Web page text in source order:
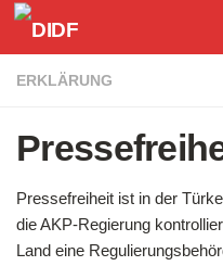
Unter dem Inhalt
ERKLÄRUNG
Pressefreiheit ist in der
die AKP-Regierung
Land eine